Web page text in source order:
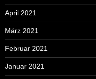
April 2021
März 2021
Februar 2021
Januar 2021